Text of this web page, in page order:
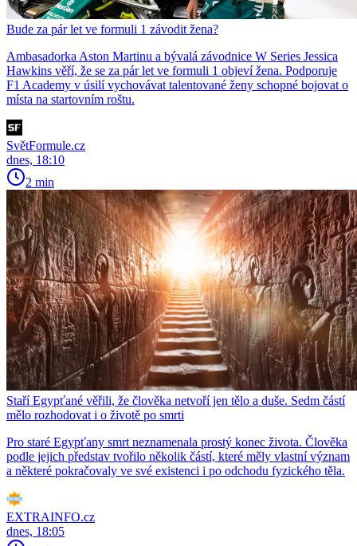
Bude za pár let ve formuli 1 závodit žena?
Ambasadorka Aston Martinu a bývalá závodnice W Series Jessica
Hawkins věří, že se za pár let ve formuli 1 objeví žena. Podporuje
F1 Academy v úsilí vychovávat talentované ženy schopné bojovat o
místa na startovním roštu.
SvětFormule.cz
dnes, 18:10
2 min
Staří Egypťané věřili, že člověka netvoří jen tělo a duše. Sedm částí
mělo rozhodovat i o životě po smrti
Pro staré Egypťany smrt neznamenala prostý konec života. Člověka
podle jejich představ tvořilo několik částí, které měly vlastní význam
a některé pokračovaly ve své existenci i po odchodu fyzického těla.
EXTRAINFO.cz
dnes, 18:05